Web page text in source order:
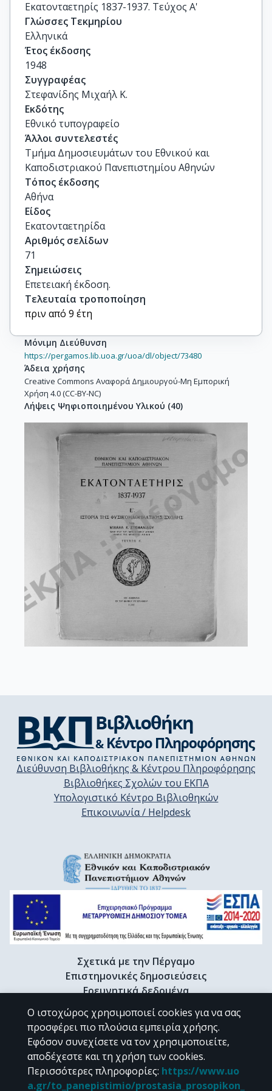
Εκατονταετηρίς 1837-1937. Τεύχος Α'
Γλώσσες Τεκμηρίου
Ελληνικά
Έτος έκδοσης
1948
Συγγραφέας
Στεφανίδης Μιχαήλ Κ.
Εκδότης
Εθνικό τυπογραφείο
Άλλοι συντελεστές
Τμήμα Δημοσιευμάτων του Εθνικού και
Καποδιστριακού Πανεπιστημίου Αθηνών
Τόπος έκδοσης
Αθήνα
Είδος
Εκατονταετηρίδα
Αριθμός σελίδων
71
Σημειώσεις
Επετειακή έκδοση.
Τελευταία τροποποίηση
πριν από 9 έτη
Μόνιμη Διεύθυνση
https://pergamos.lib.uoa.gr/uoa/dl/object/73480
Άδεια χρήσης
Creative Commons Αναφορά Δημιουργού-Μη Εμπορική
Χρήση 4.0 (CC-BY-NC)
Λήψεις Ψηφιοποιημένου Υλικού (40)
Διεύθυνση Βιβλιοθήκης & Κέντρου Πληροφόρησης
Βιβλιοθήκες Σχολών του ΕΚΠΑ
Υπολογιστικό Κέντρο Βιβλιοθηκών
Επικοινωνία / Helpdesk
Σχετικά με την Πέργαμο
Επιστημονικές δημοσιεύσεις
Ερευνητικά δεδομένα
Διδακτορικές διατριβές & Γκρίζα βιβλιογραφία
Προφίλ Ερευνητή
CC BY-NC 4.0
Ο ιστοχώρος χρησιμοποιεί cookies για να σας
προσφέρει πιο πλούσια εμπειρία χρήσης.
Εφόσον συνεχίσετε να τον χρησιμοποιείτε,
αποδέχεστε και τη χρήση των cookies.
Περισσότερες πληροφορίες: https://www.uo
a.gr/to_panepistimio/prostasia_prosopikon_